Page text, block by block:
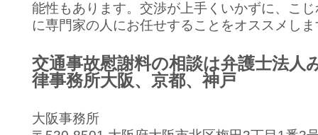
能性もあります。交渉が上手くいかずに、こ
に専門家の人にお任せすることをオススメし
交通事故慰謝料の相談は弁護士法人
律事務所大阪、京都、神戸
大阪事務所